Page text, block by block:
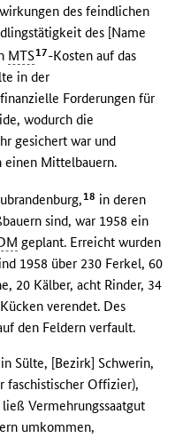
des feindlichen
des [Name
MTS17-Kosten auf das
in der
Forderungen für
wodurch die
gesichert war und
einen Mittelbauern.
18 in deren
sind, war 1958 ein
geplant. Erreicht wurden
1958 über 230 Ferkel, 60
20 Kälber, acht Rinder, 34
verendet. Des
den Feldern verfault.
Sülte, [Bezirk] Schwerin,
faschistischer Offizier),
Vermehrungssaatgut
umkommen,